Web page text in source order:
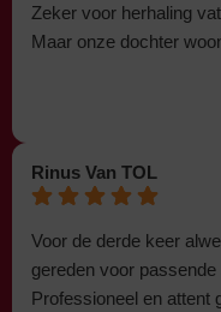
Zeker voor herhaling
Maar onze dochter
Rinus Van TOL
Voor de derde keer
gereden voor
Professioneel en attent